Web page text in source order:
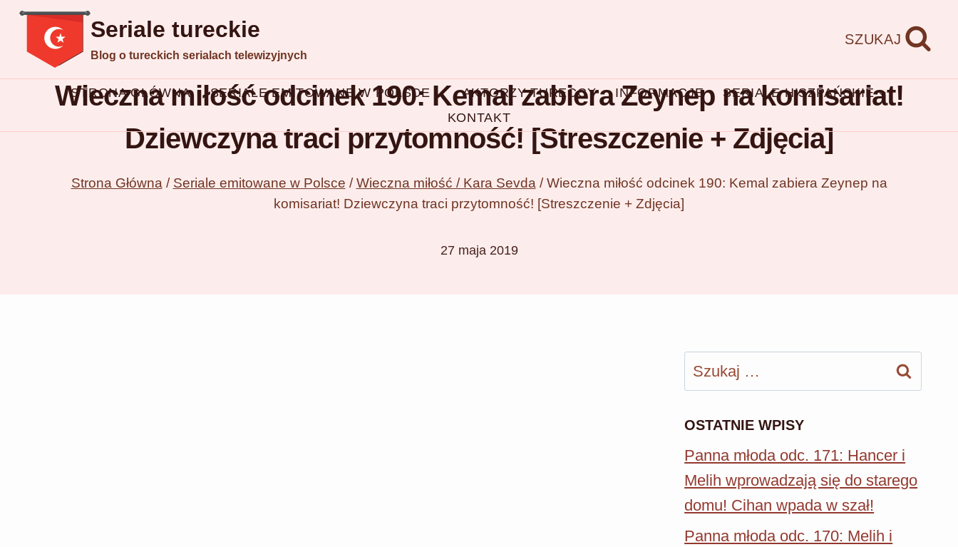
Przejdź
treści
Seriale tureckie
Blog o tureckich serialach telewizyjnych
SZUKAJ
STRONA GŁÓWNA SERIALE EMITOWANE W POLSCE AKTORZY TURECCY INFORMACJE
SERIALE HISZPAŃSKIE
KONTAKT
Wieczna miłość odcinek 190: Kemal zabiera Zeynep na komisariat!
Dziewczyna traci przytomność! [Streszczenie + Zdjęcia]
Strona Główna / Seriale emitowane w Polsce / Wieczna miłość / Kara Sevda / Wieczna miłość odcinek 190: Kemal zabiera Zeynep na
komisariat! Dziewczyna traci przytomność! [Streszczenie + Zdjęcia]
27 maja 2019
Szukaj:
OSTATNIE WPISY
Panna młoda odc. 171: Hancer i
Melih wprowadzają się do starego
domu! Cihan wpada w szał!
Panna młoda odc. 170: Melih i